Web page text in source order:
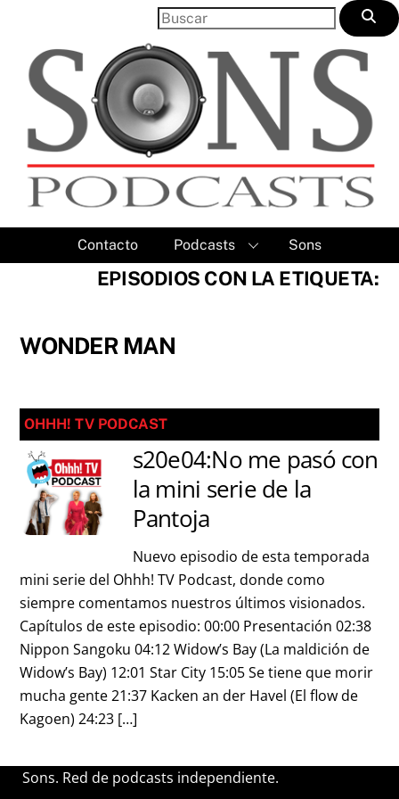
content
Contacto Podcasts Sons
EPISODIOS CON LA ETIQUETA:
WONDER MAN
OHHH! TV PODCAST
s20e04:No me pasó con
la mini serie de la
Pantoja
Nuevo episodio de esta temporada
mini serie del Ohhh! TV Podcast, donde como
siempre comentamos nuestros últimos visionados.
Capítulos de este episodio: 00:00 Presentación 02:38
Nippon Sangoku 04:12 Widow’s Bay (La maldición de
Widow’s Bay) 12:01 Star City 15:05 Se tiene que morir
mucha gente 21:37 Kacken an der Havel (El flow de
Kagoen) 24:23 […]
Sons. Red de podcasts independiente.